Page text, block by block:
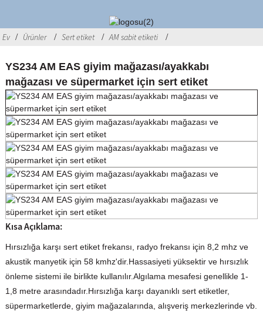
Ev Ürünler Sert etiket AM sabit etiketi
YS234 AM EAS giyim mağazası/ayakkabı
mağazası ve süpermarket için sert etiket
Kısa Açıklama:
Hırsızlığa karşı sert etiket frekansı, radyo frekansı için 8,2 mhz ve
akustik manyetik için 58 kmhz'dir.Hassasiyeti yüksektir ve hırsızlık
önleme sistemi ile birlikte kullanılır.Algılama mesafesi genellikle 1-
1,8 metre arasındadır.Hırsızlığa karşı dayanıklı sert etiketler,
süpermarketlerde, giyim mağazalarında, alışveriş merkezlerinde vb.